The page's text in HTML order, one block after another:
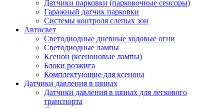
Датчики парковки (парковочные сенсоры)
Гаражный датчик парковки
Системы контроля слепых зон
Автосвет
Светодиодные дневные ходовые огни
Светодиодные лампы
Ксенон (ксеноновые лампы)
Блоки розжига
Комплектующие для ксенона
Датчики давления в шинах
Датчики давления в шинах для легкового
транспорта